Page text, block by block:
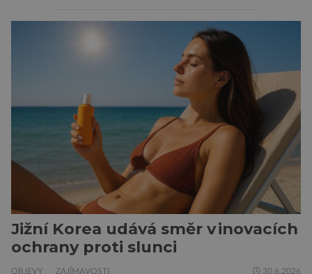
parazitickou houbou a že predátor dokáže
ovládat jen vývojově nesrovnatelně jednodušší
živočichy, než je člověk. Najít skutečné zombie
není nic nemožného ani v naší přírodě. Stačí […]
Jižní Korea udává směr v inovacích
ochrany proti slunci
OBJEVY ZAJÍMAVOSTI 30.6.2026